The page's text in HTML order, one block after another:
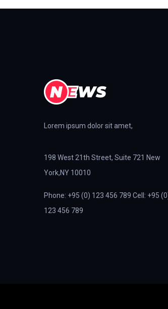
Lorem ipsum dolor sit amet,
198 West 21th Street, Suite 721 New
York,NY 10010
Phone: +95 (0) 123 456 789 Cell: +95
123 456 789